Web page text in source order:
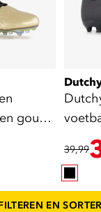
goud
39,99
EN